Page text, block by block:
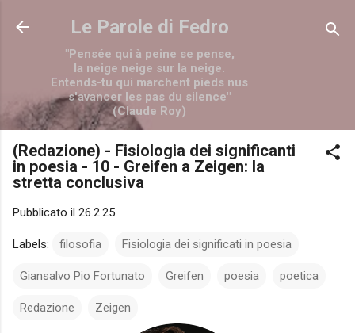
Passa ai contenuti principali
Le Parole di Fedro
"Pensée qui à peine se pense,
la neige neige sur la neige.
Entends-tu qui marchent pieds nus
s'avancer les pas du silence"
(Claude Roy)
(Redazione) - Fisiologia dei significanti
in poesia - 10 - Greifen a Zeigen: la
stretta conclusiva
Pubblicato il 26.2.25
Labels: filosofia Fisiologia dei significati in poesia
Giansalvo Pio Fortunato Greifen poesia poetica
Redazione Zeigen